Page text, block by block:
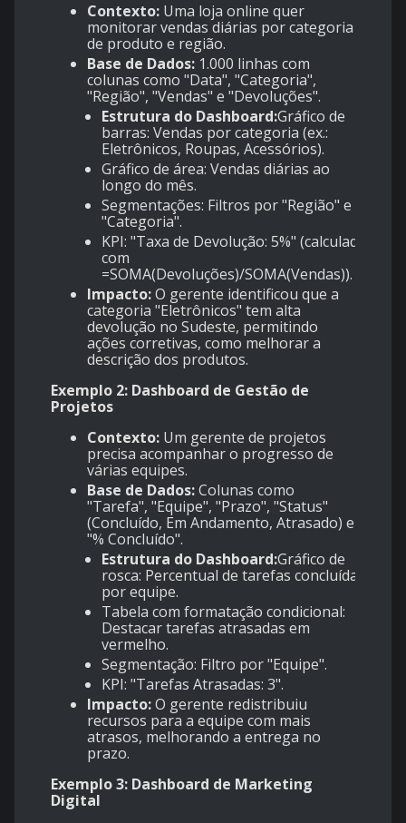
Contexto: Uma loja online quer
monitorar vendas diárias por categoria
de produto e região.
Base de Dados: 1.000 linhas com
colunas como "Data", "Categoria",
"Região", "Vendas" e "Devoluções".
Estrutura do Dashboard:Gráfico de
barras: Vendas por categoria (ex.:
Eletrônicos, Roupas, Acessórios).
Gráfico de área: Vendas diárias ao
longo do mês.
Segmentações: Filtros por "Região" e
"Categoria".
KPI: "Taxa de Devolução: 5%" (calculada
com
=SOMA(Devoluções)/SOMA(Vendas)).
Impacto:O gerente identificou que a
categoria "Eletrônicos" tem alta
devolução no Sudeste, permitindo
ações corretivas, como melhorar a
descrição dos produtos.
Exemplo 2: Dashboard de Gestão de
Projetos
Contexto: Um gerente de projetos
precisa acompanhar o progresso de
várias equipes.
Base de Dados:Colunas como
"Tarefa", "Equipe", "Prazo", "Status"
(Concluído, Em Andamento, Atrasado) e
"% Concluído".
Estrutura do Dashboard:Gráfico de
rosca: Percentual de tarefas concluídas
por equipe.
Tabela com formatação condicional:
Destacar tarefas atrasadas em
vermelho.
Segmentação: Filtro por "Equipe".
KPI: "Tarefas Atrasadas: 3".
Impacto:O gerente redistribuiu
recursos para a equipe com mais
atrasos, melhorando a entrega no
prazo.
Exemplo 3: Dashboard de Marketing
Digital